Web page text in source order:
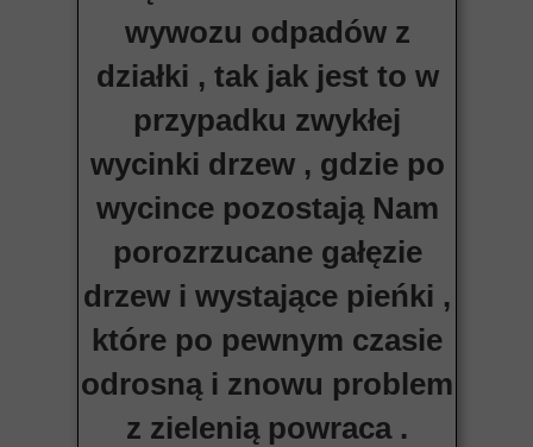
wywozu odpadów z
działki , tak jak jest to w
przypadku zwykłej
wycinki drzew , gdzie po
wycince pozostają Nam
porozrzucane gałęzie
drzew i wystające pieńki ,
które po pewnym czasie
odrosną i znowu problem
z zielenią powraca .